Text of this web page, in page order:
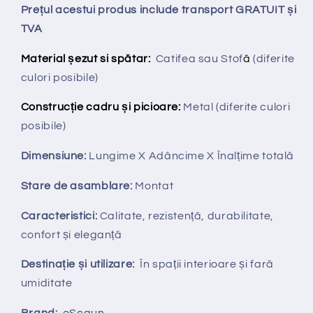
Prețul acestui produs include transport GRATUIT și
TVA
Material șezut si spătar: Catifea sau Stofă (diferite
culori posibile)
Construcție cadru și picioare: Metal (diferite culori
posibile)
Dimensiune: Lungime X Adâncime X Înalțime totală
Stare de asamblare: Montat
Caracteristici: Calitate, rezistență, durabilitate,
confort și eleganță
Destinație și utilizare: În spații interioare și fară
umiditate